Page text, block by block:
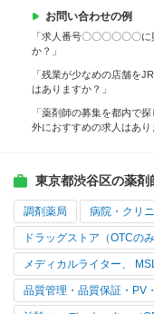
お問い合わせの例
「求人番号〇〇〇〇〇〇
か？」
「残業が少なめの店舗を
はありますか？」
「薬剤師の募集を都内で
外におすすめの求人はあり
東京都渋谷区の薬
調剤薬局 病院・クリ
ドラッグストア（OTCのみ
メディカルライター、
品質管理・品質保証・PV